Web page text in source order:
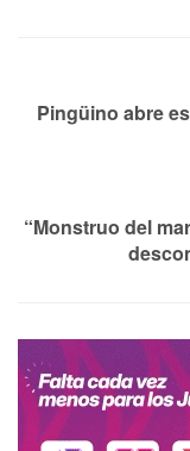
Pingüino abre
“Monstruo del